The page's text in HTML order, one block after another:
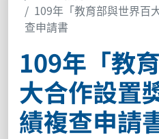
109年「教育部與世界百
查申請書
109年「教
大合作設置
績複查申請